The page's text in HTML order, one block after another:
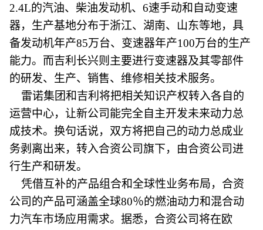
2.4L的汽油、柴油发动机、6速手动和自动变速
器，生产基地分布于浙江、湖南、山东等地，具
备发动机年产85万台、变速器年产100万台的生产
能力。而吉利长兴则主要进行变速器及其零部件
的研发、生产、销售、维修相关技术服务。
雷诺集团和吉利将把相关知识产权转入各自的
运营中心，让新公司能完全自主开发未来动力总
成技术。换句话说，双方将把自己的动力总成业
务剥离出来，转入合资公司旗下，由合资公司进
行生产和研发。
凭借互补的产品组合和全球性业务布局，合资
公司的产品可涵盖全球80％的燃油动力和混合动
力汽车市场应用需求。据悉，合资公司将在欧